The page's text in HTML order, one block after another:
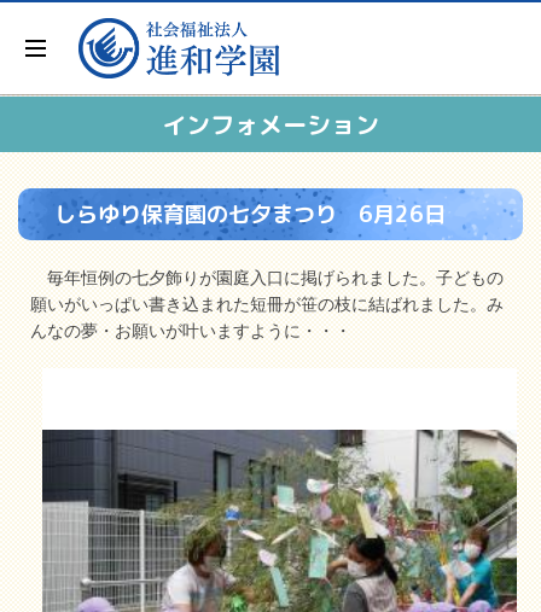
インフォメーション
しらゆり保育園の七夕まつり 6月26日
毎年恒例の七夕飾りが園庭入口に掲げられました。子どもの
願いがいっぱい書き込まれた短冊が笹の枝に結ばれました。み
んなの夢・お願いが叶いますように・・・